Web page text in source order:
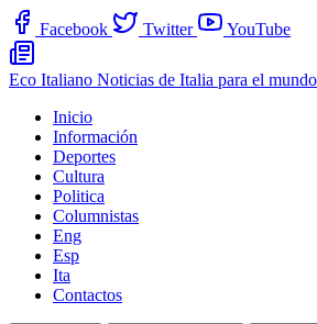
Facebook Twitter YouTube
Eco Italiano Noticias de Italia para el mundo
Inicio
Información
Deportes
Cultura
Politica
Columnistas
Eng
Esp
Ita
Contactos